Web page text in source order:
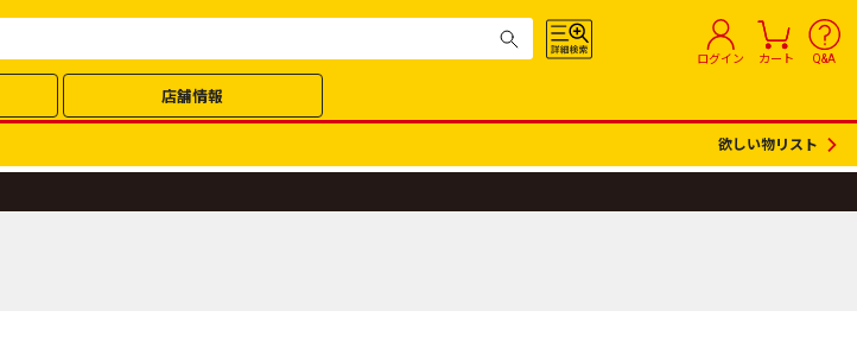
ログイン カート Q&A
店舗情報
欲しい物リスト